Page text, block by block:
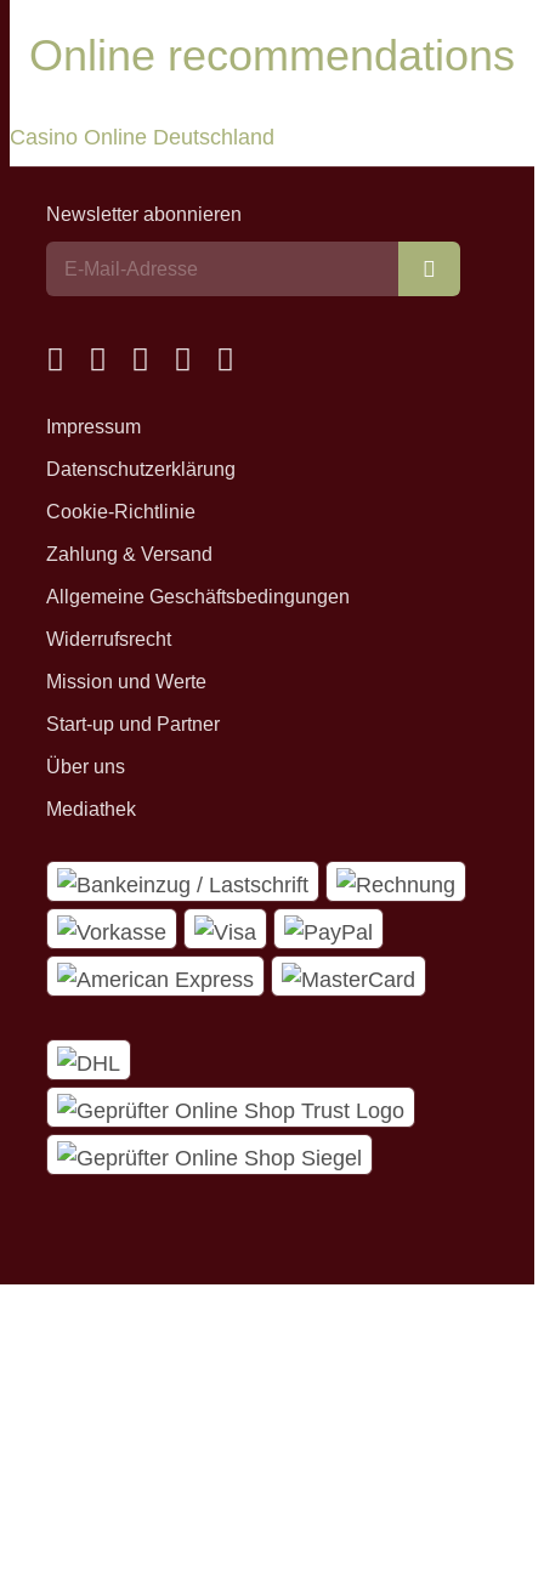
Online recommendations
Casino Online Deutschland
Newsletter abonnieren
Impressum
Datenschutzerklärung
Cookie-Richtlinie
Zahlung & Versand
Allgemeine Geschäftsbedingungen
Widerrufsrecht
Mission und Werte
Start-up und Partner
Über uns
Mediathek